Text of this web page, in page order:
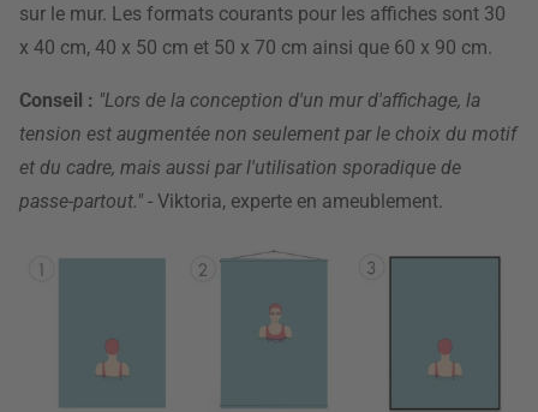
sur le mur. Les formats courants pour les affiches sont 30
x 40 cm, 40 x 50 cm et 50 x 70 cm ainsi que 60 x 90 cm.
Conseil : "Lors de la conception d'un mur d'affichage, la
tension est augmentée non seulement par le choix du motif
et du cadre, mais aussi par l'utilisation sporadique de
passe-partout." - Viktoria, experte en ameublement.